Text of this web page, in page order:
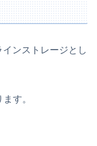
ンストレージとし
す。